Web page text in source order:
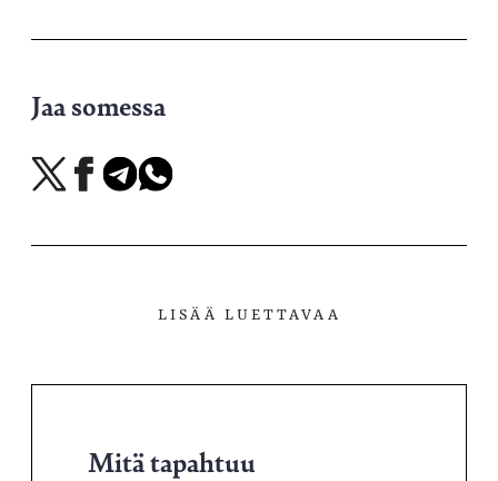
Jaa somessa
Jaa
X-
Jaa
Facebookissa
Jaa
Telegramissa
Jaa
WhatsAppissa
LISÄÄ LUETTAVAA
Mitä tapahtuu